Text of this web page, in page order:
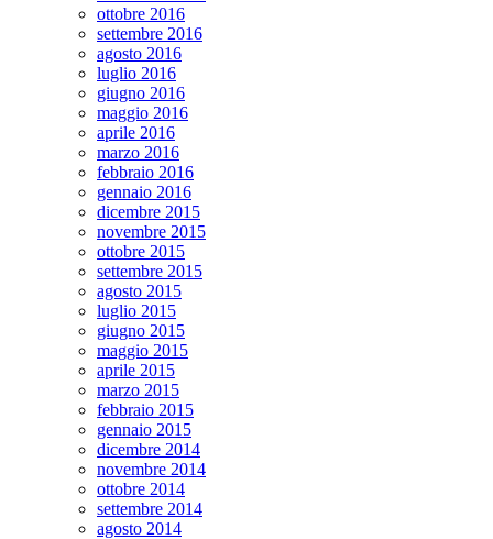
ottobre 2016
settembre 2016
agosto 2016
luglio 2016
giugno 2016
maggio 2016
aprile 2016
marzo 2016
febbraio 2016
gennaio 2016
dicembre 2015
novembre 2015
ottobre 2015
settembre 2015
agosto 2015
luglio 2015
giugno 2015
maggio 2015
aprile 2015
marzo 2015
febbraio 2015
gennaio 2015
dicembre 2014
novembre 2014
ottobre 2014
settembre 2014
agosto 2014